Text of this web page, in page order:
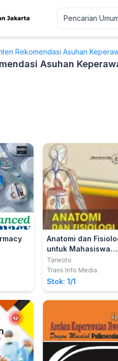
Rekomendasi Asuhan
Asuhan
Anatomi dan
untuk Mahasiswa
Keperawatan
Tarwoto
Trans Info Media
Stok: 1/1